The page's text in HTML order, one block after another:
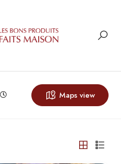
Maps view